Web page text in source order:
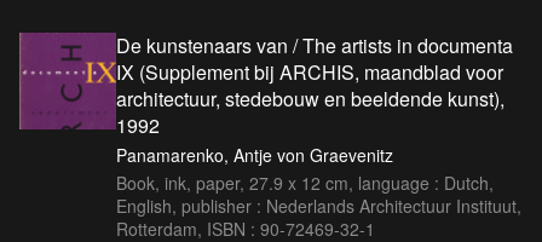
De kunstenaars van / The artists in documenta
IX (Supplement bij ARCHIS, maandblad voor
architectuur, stedebouw en beeldende kunst),
1992
Panamarenko, Antje von Graevenitz
Book, ink, paper, 27.9 x 12 cm, language : Dutch,
English, publisher : Nederlands Architectuur Instituut,
Rotterdam, ISBN : 90-72469-32-1